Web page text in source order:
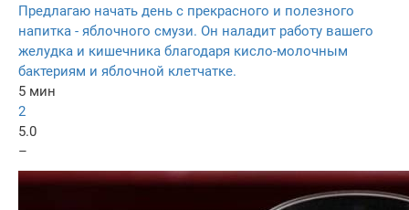
Предлагаю начать день с прекрасного и полезного
напитка - яблочного смузи. Он наладит работу вашего
желудка и кишечника благодаря кисло-молочным
бактериям и яблочной клетчатке.
5 мин
2
5.0
–